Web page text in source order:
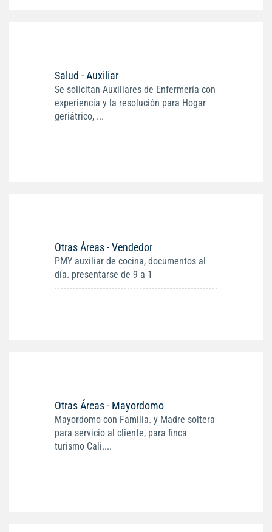
Salud - Auxiliar
Se solicitan Auxiliares de Enfermería con
experiencia y la resolución para Hogar
geriátrico, ...
Otras Áreas - Vendedor
PMY auxiliar de cocina, documentos al
día. presentarse de 9 a 1
Otras Áreas - Mayordomo
Mayordomo con Familia. y Madre soltera
para servicio al cliente, para finca
turismo Cali....